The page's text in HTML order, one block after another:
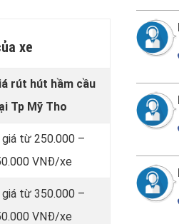
xe
rút hút hầm cầu
Tp Mỹ Tho
từ 250.000 –
VNĐ/xe
từ 350.000 –
VNĐ/xe